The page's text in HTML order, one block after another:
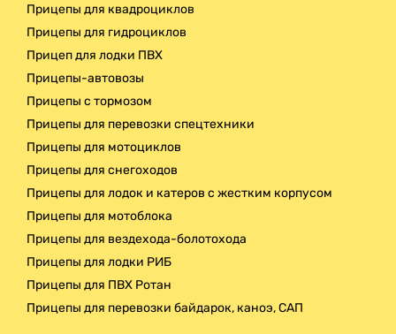
Прицепы для квадроциклов
Прицепы для гидроциклов
Прицеп для лодки ПВХ
Прицепы-автовозы
Прицепы с тормозом
Прицепы для перевозки спецтехники
Прицепы для мотоциклов
Прицепы для снегоходов
Прицепы для лодок и катеров с жестким корпусом
Прицепы для мотоблока
Прицепы для вездехода-болотохода
Прицепы для лодки РИБ
Прицепы для ПВХ Ротан
Прицепы для перевозки байдарок, каноэ, САП